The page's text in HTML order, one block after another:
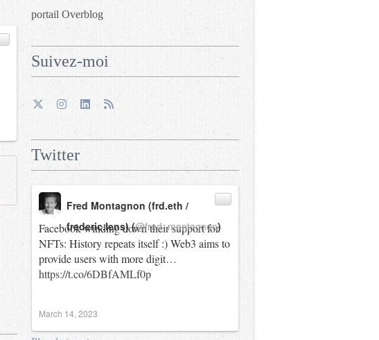
portail Overblog
Suivez-moi
Twitter
Facebook winding down their support for
NFTs: History repeats itself :) Web3 aims to
provide users with more digit…
https://t.co/6DBfAMLf0p
Fred Montagnon (frd.eth /
frederic.lens) (@fred_montagnon)
March 14, 2023